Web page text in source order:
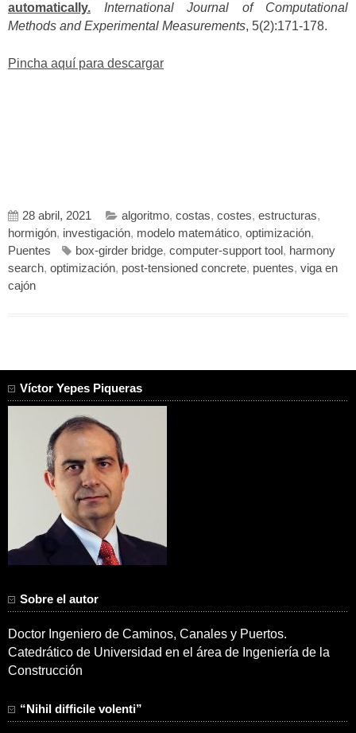
automatically.
International Journal of Computational
Methods and Experimental Measurements, 5(2):171-178.
Pincha aquí para descargar
28 abril, 2021 algoritmo, costas, costes, estructuras,
hormigón, investigación, modelo matemático, optimización,
Puentes
box-girder bridge, computer-support tool , harmony
search, optimización, post-tensioned concrete, puentes, viga en
cajón
Víctor Yepes Piqueras
Sobre el autor
Doctor Ingeniero de Caminos, Canales y Puertos.
Catedrático de Universidad en el área de Ingeniería de la
Construcción
“Nihil difficile volenti”